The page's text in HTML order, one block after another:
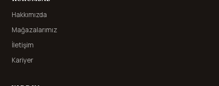
Hakkımızda
Mağazalarımız
İletişim
Kariyer